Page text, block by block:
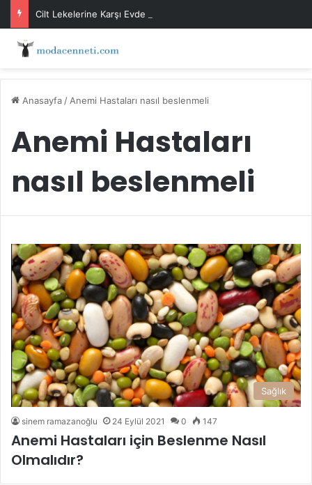
Cilt Lekelerine Karşı Evde Maske Önerileri
Anasayfa / Anemi Hastaları nasıl beslenmeli
Anemi Hastaları
nasıl beslenmeli
Sağlık
sinem ramazanoğlu 24 Eylül 2021 0 147
Anemi Hastaları için Beslenme Nasıl
Olmalıdır?